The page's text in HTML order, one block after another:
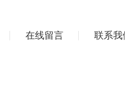
在线留言 联系我